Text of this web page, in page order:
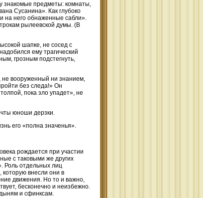
знакомые предметы: комнаты,
Сусанина». Как глубоко
на него обнаженные сабли».
рылеевской думы. (В
шапке, не сосед с
ему трагический
грозным подстегнуть,
вооруженный ни знанием,
без следа!» Он
пока зло упадет», не
юноши дерзки.
его «полна значенья».
рождается при участии
с таковыми же других
Роль отдельных лиц
которую внесли они в
движения. Но то и важно,
бесконечно и неизбежно.
и сфинксам.